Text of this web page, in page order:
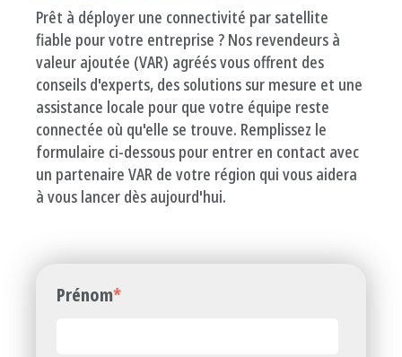
Prêt à déployer une connectivité par satellite
fiable pour votre entreprise ? Nos revendeurs à
valeur ajoutée (VAR) agréés vous offrent des
conseils d'experts, des solutions sur mesure et une
assistance locale pour que votre équipe reste
connectée où qu'elle se trouve. Remplissez le
formulaire ci-dessous pour entrer en contact avec
un partenaire VAR de votre région qui vous aidera
à vous lancer dès aujourd'hui.
Prénom*